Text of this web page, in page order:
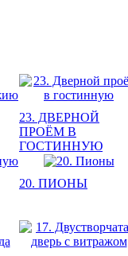
23. ДВЕРНОЙ
ПРОЁМ В
ГОСТИННУЮ
20. ПИОНЫ